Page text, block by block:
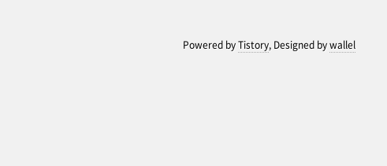
Powered byTistory, Designed bywallel